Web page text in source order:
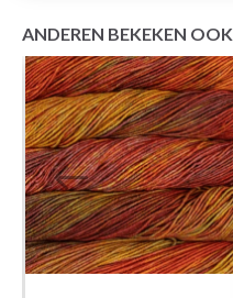
ANDEREN BEKEKEN OOK